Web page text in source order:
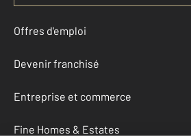
Offres d'emploi
Devenir franchisé
Entreprise et commerce
Fine Homes & Estates